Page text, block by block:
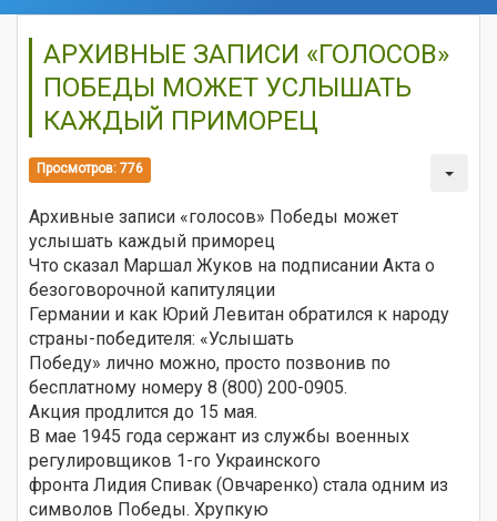
АРХИВНЫЕ ЗАПИСИ «ГОЛОСОВ»
ПОБЕДЫ МОЖЕТ УСЛЫШАТЬ
КАЖДЫЙ ПРИМОРЕЦ
Просмотров: 776
Архивные записи «голосов» Победы может
услышать каждый приморец
Что сказал Маршал Жуков на подписании Акта о
безоговорочной капитуляции
Германии и как Юрий Левитан обратился к народу
страны-победителя: «Услышать
Победу» лично можно, просто позвонив по
бесплатному номеру 8 (800) 200-0905.
Акция продлится до 15 мая.
В мае 1945 года сержант из службы военных
регулировщиков 1-го Украинского
фронта Лидия Спивак (Овчаренко) стала одним из
символов Победы. Хрупкую